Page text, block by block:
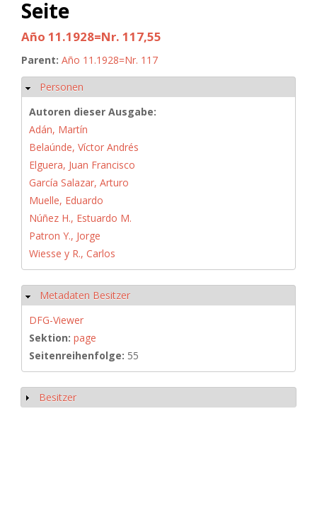
Seite
Año 11.1928=Nr. 117,55
Parent: Año 11.1928=Nr. 117
Ausblenden
Personen
Autoren dieser Ausgabe:
Adán, Martín
Belaúnde, Víctor Andrés
Elguera, Juan Francisco
García Salazar, Arturo
Muelle, Eduardo
Núñez H., Estuardo M.
Patron Y., Jorge
Wiesse y R., Carlos
Ausblenden
Metadaten Besitzer
DFG-Viewer
Sektion: page
Seitenreihenfolge: 55
Anzeigen
Besitzer